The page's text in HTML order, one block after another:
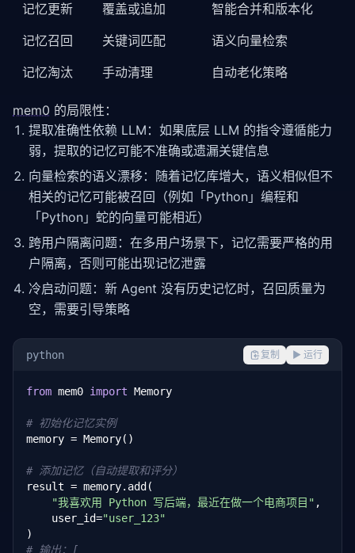
记忆更新
覆盖或追加
智能合并和版本化
记忆召回
关键词匹配
语义向量检索
记忆淘汰
手动清理 自动老化策略
mem0 的局限性：
提取准确性依赖 LLM：如果底层 LLM 的指令遵循能力
弱，提取的记忆可能不准确或遗漏关键信息
向量检索的语义漂移：随着记忆库增大，语义相似但不
相关的记忆可能被召回（例如「Python」编程和
「Python」蛇的向量可能相近）
跨用户隔离问题：在多用户场景下，记忆需要严格的用
户隔离，否则可能出现记忆泄露
冷启动问题：新 Agent 没有历史记忆时，召回质量为
空，需要引导策略
python 复制 ▶ 运行
from mem0 import Memory
# 初始化记忆实例
memory = Memory()
# 添加记忆（自动提取和评分）
result = memory.add(
"我喜欢用 Python 写后端，最近在做一个电商项目" ,
    user_id=
"user_123"
# 输出：[